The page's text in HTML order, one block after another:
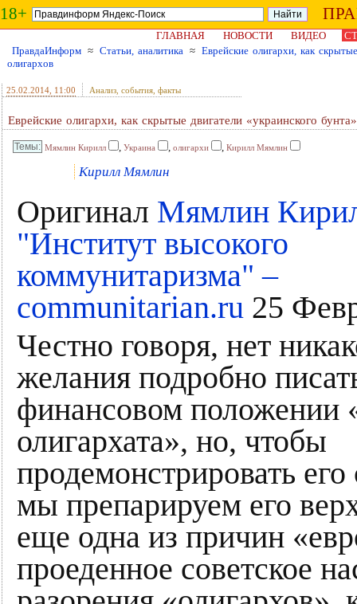
18+
ГЛАВНАЯ НОВОСТИ ВИДЕО
ПравдаИнформ ≈ Статьи, аналитика ≈ Еврейские олигархи, как
олигархов
25.02.2014 , 11:00 Анализ, события, факты
Еврейские олигархи, как скрытые двигатели «украинского
Мямлин Кирилл , Украина , олигархи , Кирилл Мямлин
Кирилл Мямлин
Оригинал Мямлин
"Институт высокого
коммунитаризма" –
communitarian.ru 25
Честно говоря, нет
желания подробно
финансовом положении
олигархата», но, чтобы
продемонстрировать его
мы препарируем его
еще одна из причин
проеденное советское